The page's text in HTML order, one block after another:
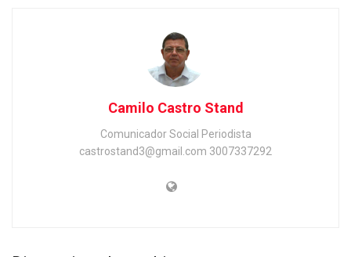
Camilo Castro Stand
Comunicador Social Periodista
castrostand3@gmail.com 3007337292